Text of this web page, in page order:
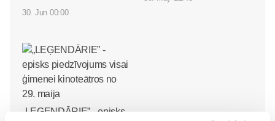
30. Jun 00:00
„LEĢENDĀRIE” - episks